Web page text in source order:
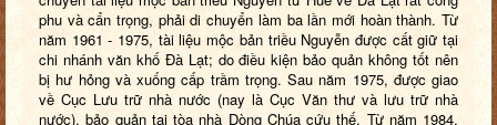
phu và cẩn trọng, phải di chuyển làm ba lần mới hoàn thành. Từ
năm 1961 - 1975, tài liệu mộc bản triều Nguyễn được cất giữ tại
chi nhánh văn khố Đà Lạt; do điều kiện bảo quản không tốt nên
bị hư hỏng và xuống cấp trầm trọng. Sau năm 1975, được giao
về Cục Lưu trữ nhà nước (nay là Cục Văn thư và lưu trữ nhà
nước), bảo quản tại tòa nhà Dòng Chúa cứu thế. Từ năm 1984,